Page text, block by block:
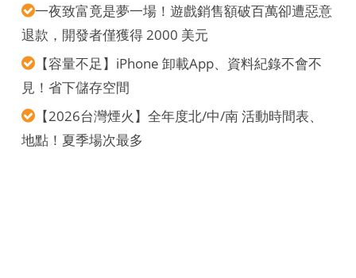
一夜致富竟是夢一場！遊戲銷售額破百萬卻遭惡意
退款，開發者僅獲得 2000 美元
【容量不足】iPhone 卸載App、資料紀錄不會不
見！省下儲存空間
【2026台灣煙火】全年度北/中/南 活動時間表、
地點！夏季場次最多